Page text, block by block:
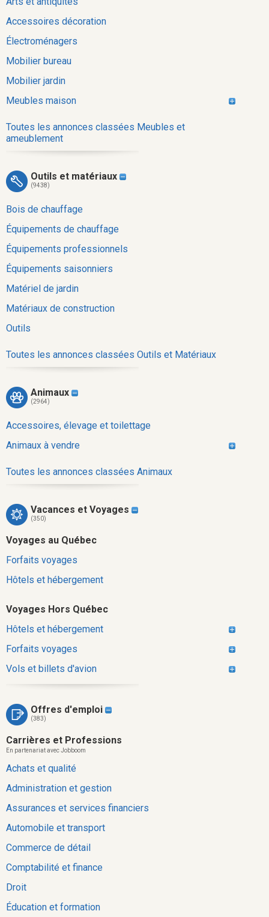
Accessoires décoration
Électroménagers
Mobilier bureau
Mobilier jardin
Meubles maison
Toutes les annonces classées Meubles et
ameublement
Outils et matériaux
(9438)
Bois de chauffage
Équipements de chauffage
Équipements professionnels
Équipements saisonniers
Matériel de jardin
Matériaux de construction
Outils
Toutes les annonces classées Outils et Matériaux
Animaux
(2964)
Accessoires, élevage et toilettage
Animaux à vendre
Toutes les annonces classées Animaux
Vacances et Voyages
(350)
Voyages au Québec
Forfaits voyages
Hôtels et hébergement
Voyages Hors Québec
Hôtels et hébergement
Forfaits voyages
Vols et billets d'avion
Offres d'emploi
(383)
Carrières et Professions
En partenariat avec Jobboom
Achats et qualité
Administration et gestion
Assurances et services financiers
Automobile et transport
Commerce de détail
Comptabilité et finance
Droit
Éducation et formation